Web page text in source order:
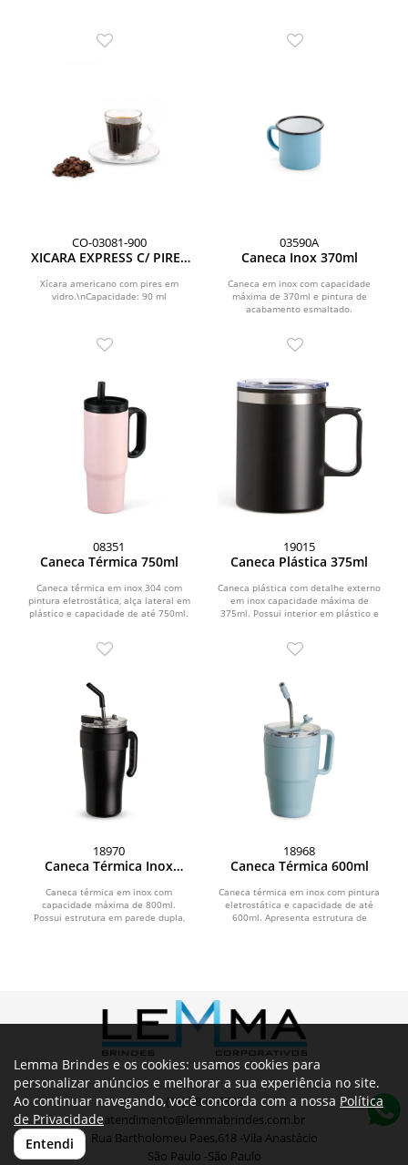
CO-03081-900
XICARA EXPRESS C/ PIRES
Xícara americano com pires em
vidro.\nCapacidade: 90 ml
03590A
Caneca Inox 370ml
Caneca em inox com capacidade
máxima de 370ml e pintura de
acabamento esmaltado.
08351
Caneca Térmica 750ml
Caneca térmica em inox 304 com
pintura eletrostática, alça lateral em
plástico e capacidade de até 750ml.
19015
Caneca Plástica 375ml
Caneca plástica com detalhe externo
em inox capacidade máxima de
375ml. Possui interior em plástico e
18970
Caneca Térmica Inox
Caneca térmica em inox com
capacidade máxima de 800ml.
Possui estrutura em parede dupla,
18968
Caneca Térmica 600ml
Caneca térmica em inox com pintura
eletrostática e capacidade de até
600ml. Apresenta estrutura de
(11) 3804-6540
atendimento@lemmabrindes.com.br
Rua Bartholomeu Paes,618 -Vila Anastácio
São Paulo -São Paulo
Lemma Brindes e os cookies: usamos cookies para
personalizar anúncios e melhorar a sua experiência no site.
Ao continuar navegando, você concorda com a nossa Política
de Privacidade
Entendi